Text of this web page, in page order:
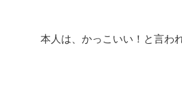
本人は、かっこいい！と言わ